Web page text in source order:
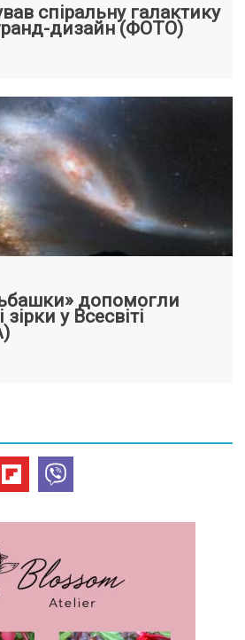
спіральну галактику
дизайн (ФОТО)
допомогли
у Всесвіті